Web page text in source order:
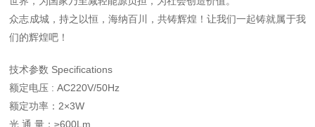
众志成城，持之以恒，海纳百川，共铸辉煌！让我们一起铸就属于我
们的辉煌吧！
技术参数 Specifications
额定电压 : AC220V/50Hz
额定功率：2×3W
光 通 量：≥600Lm